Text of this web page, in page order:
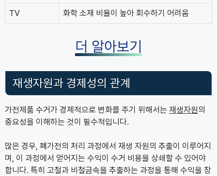
TV 화학 소재 비율이 높아 회수하기 어려움
더 알아보기
재생자원과 경제성의 관계
가전제품 수거가 경제적으로 변화를 주기 위해서는 재생자원의
중요성을 이해하는 것이 필수적입니다.
많은 경우, 폐가전의 처리 과정에서 재생 자원의 추출이 이루어지
며, 이 과정에서 얻어지는 수익이 수거 비용을 상쇄할 수 있어야
합니다. 특히 고철과 비철금속을 추출하는 과정을 통해 수익을 창